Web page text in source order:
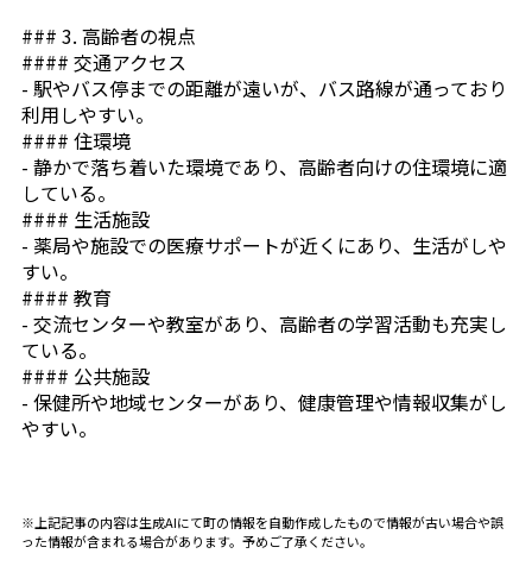
### 3. 高齢者の視点
#### 交通アクセス
- 駅やバス停までの距離が遠いが、バス路線が通っており
利用しやすい。
#### 住環境
- 静かで落ち着いた環境であり、高齢者向けの住環境に適
している。
#### 生活施設
- 薬局や施設での医療サポートが近くにあり、生活がしや
すい。
#### 教育
- 交流センターや教室があり、高齢者の学習活動も充実し
ている。
#### 公共施設
- 保健所や地域センターがあり、健康管理や情報収集がし
やすい。
※上記記事の内容は生成AIにて町の情報を自動作成したもので情報が古い場合や誤
った情報が含まれる場合があります。予めご了承ください。